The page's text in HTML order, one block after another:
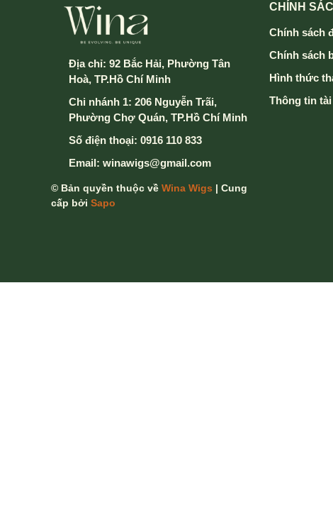
Địa chỉ: 92 Bắc Hải, Phường Tân
Hoà, TP.Hồ Chí Minh
Chi nhánh 1: 206 Nguyễn Trãi,
Phường Chợ Quán, TP.Hồ Chí Minh
Số điện thoại: 0916 110 833
Email: winawigs@gmail.com
© Bản quyền thuộc về Wina Wigs | Cung
cấp bởi Sapo
CHÍNH
Chính sách
Chính sách
Hình thức
Thông tin